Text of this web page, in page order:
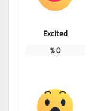
Excited
0
%